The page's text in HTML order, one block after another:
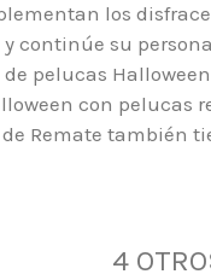
los
continúe su
pelucas
con
Remate también
4